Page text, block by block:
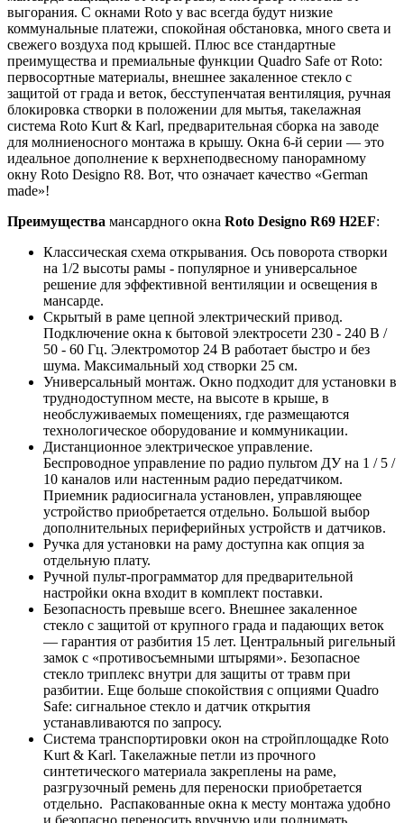
выгорания. С окнами Roto у вас всегда будут низкие
коммунальные платежи, спокойная обстановка, много света и
свежего воздуха под крышей. Плюс все стандартные
преимущества и премиальные функции Quadro Safe от Roto:
первосортные материалы, внешнее закаленное стекло с
защитой от града и веток, бесступенчатая вентиляция, ручная
блокировка створки в положении для мытья, такелажная
система Roto Kurt & Karl, предварительная сборка на заводе
для молниеносного монтажа в крышу. Окна 6-й серии — это
идеальное дополнение к верхнеподвесному панорамному
окну Roto Designo R8. Вот, что означает качество «German
made»!
Преимущества мансардного окна Roto Designo R69 H2EF:
Классическая схема открывания. Ось поворота створки
на 1/2 высоты рамы - популярное и универсальное
решение для эффективной вентиляции и освещения в
мансарде.
Скрытый в раме цепной электрический привод.
Подключение окна к бытовой электросети 230 - 240 В /
50 - 60 Гц. Электромотор 24 В работает быстро и без
шума. Максимальный ход створки 25 см.
Универсальный монтаж. Окно подходит для установки в
труднодоступном месте, на высоте в крыше, в
необслуживаемых помещениях, где размещаются
технологическое оборудование и коммуникации.
Дистанционное электрическое управление.
Беспроводное управление по радио пультом ДУ на 1 / 5 /
10 каналов или настенным радио передатчиком.
Приемник радиосигнала установлен, управляющее
устройство приобретается отдельно. Большой выбор
дополнительных периферийных устройств и датчиков.
Ручка для установки на раму доступна как опция за
отдельную плату.
Ручной пульт-программатор для предварительной
настройки окна входит в комплект поставки.
Безопасность превыше всего. Внешнее закаленное
стекло с защитой от крупного града и падающих веток
— гарантия от разбития 15 лет. Центральный ригельный
замок с «противосъемными штырями». Безопасное
стекло триплекс внутри для защиты от травм при
разбитии. Еще больше спокойствия с опциями Quadro
Safe: сигнальное стекло и датчик открытия
устанавливаются по запросу.
Система транспортировки окон на стройплощадке Roto
Kurt & Karl. Такелажные петли из прочного
синтетического материала закреплены на раме,
разгрузочный ремень для переноски приобретается
отдельно. Распакованные окна к месту монтажа удобно
и безопасно переносить вручную или поднимать